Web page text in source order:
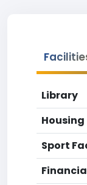
Library
Housing
Sport